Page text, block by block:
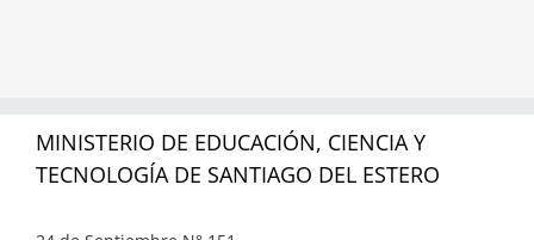
MINISTERIO DE EDUCACIÓN, CIENCIA Y
TECNOLOGÍA DE SANTIAGO DEL ESTERO